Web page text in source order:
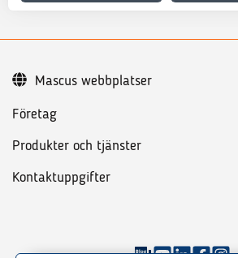
Företag
Produkter och tjänster
Kontaktuppgifter
Mascus webbplatser